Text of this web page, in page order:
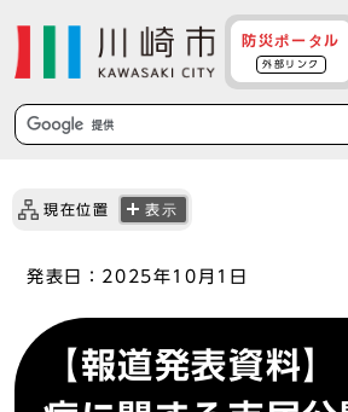
防災ポータル
外部リンク
現在位置 表示
発表日： 2025年10月1日
【報道発表資料